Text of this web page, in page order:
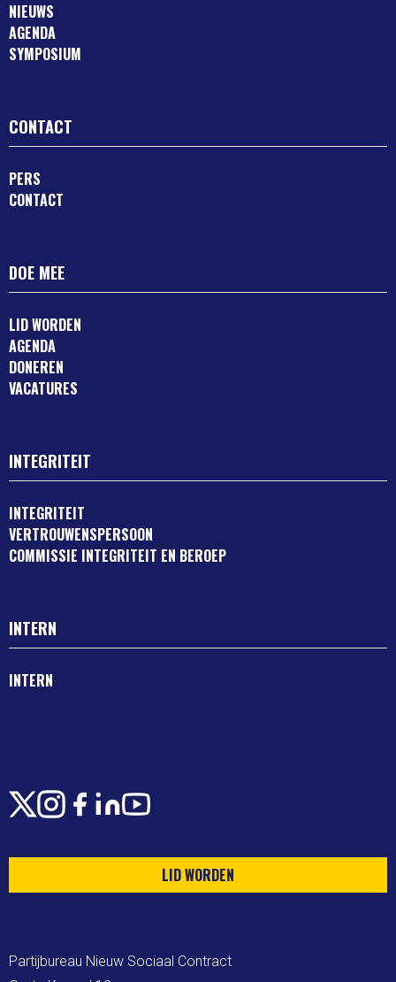
NIEUWS
AGENDA
SYMPOSIUM
CONTACT
PERS
CONTACT
DOE MEE
LID WORDEN
AGENDA
DONEREN
VACATURES
INTEGRITEIT
INTEGRITEIT
VERTROUWENSPERSOON
COMMISSIE INTEGRITEIT EN BEROEP
INTERN
INTERN
X Instagram
Facebook
LinkedIn
Youtube
LID WORDEN
Partijbureau Nieuw Sociaal Contract